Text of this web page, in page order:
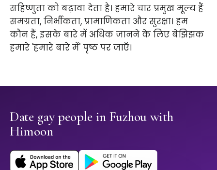
सहिष्णुता को बढ़ावा देता है। हमारे चार प्रमुख मूल्य हैं
समग्रता, निर्भीकता, प्रामाणिकता और सुरक्षा। हम
कौन हैं, इसके बारे में अधिक जानने के लिए बेझिझक
हमारे 'हमारे बारे में' पृष्ठ पर जाएँ।
Date gay people in Fuzhou with
Himoon